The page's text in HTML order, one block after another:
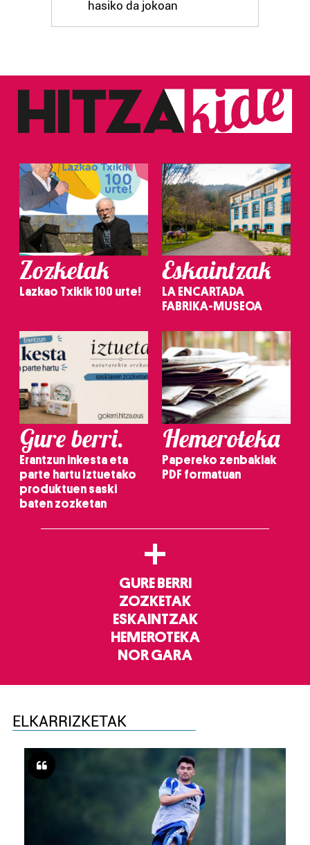
hasiko da jokoan
Zozketak
Lazkao Txikik 100 urte!
Eskaintzak
LA ENCARTADA
FABRIKA-MUSEOA
Gure berri.
Erantzun inkesta eta
parte hartu Iztuetako
produktuen saski
baten zozketan
Hemeroteka
Papereko zenbakiak
PDF formatuan
+
GURE BERRI
ZOZKETAK
ESKAINTZAK
HEMEROTEKA
NOR GARA
ELKARRIZKETAK